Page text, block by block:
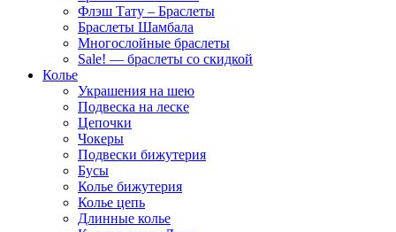
Флэш Тату – Браслеты
Браслеты Шамбала
Многослойные браслеты
Sale! — браслеты со скидкой
Колье
Украшения на шею
Подвеска на леске
Цепочки
Чокеры
Подвески бижутерия
Бусы
Колье бижутерия
Колье цепь
Длинные колье